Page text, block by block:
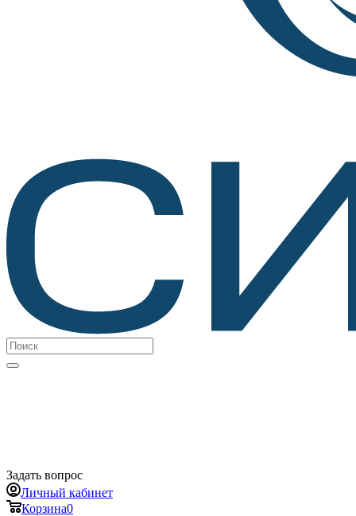
Задать вопрос
Личный кабинет
Корзина0